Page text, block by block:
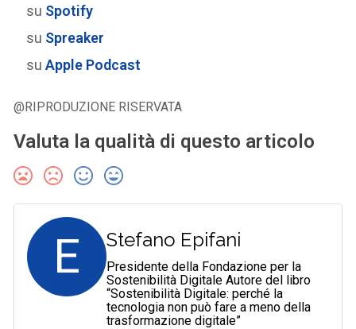
su Spotify
su Spreaker
suApple Podcast
@RIPRODUZIONE RISERVATA
Valuta la qualità di questo articolo
E Stefano Epifani
Presidente della Fondazione per la
Sostenibilità Digitale Autore del libro
“Sostenibilità Digitale: perché la
tecnologia non può fare a meno della
trasformazione digitale”